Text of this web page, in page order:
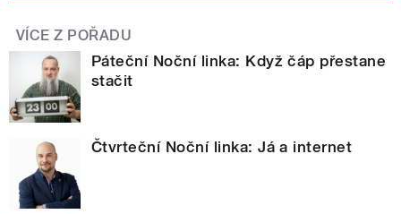
VÍCE Z POŘADU
Páteční Noční linka: Když čáp přestane
stačit
Čtvrteční Noční linka: Já a internet